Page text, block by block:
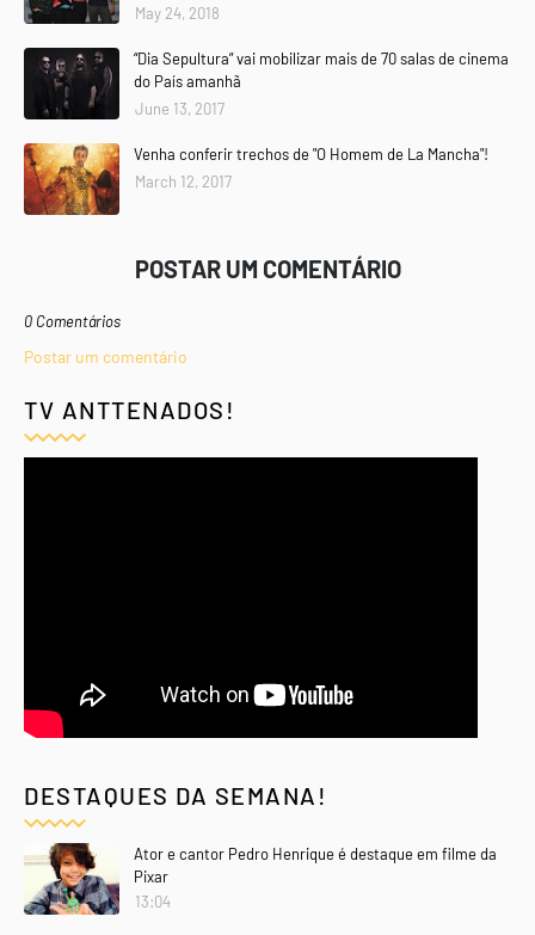
May 24, 2018
“Dia Sepultura” vai mobilizar mais de 70 salas de cinema
do País amanhã
June 13, 2017
Venha conferir trechos de "O Homem de La Mancha"!
March 12, 2017
POSTAR UM COMENTÁRIO
0 Comentários
Postar um comentário
TV ANTTENADOS!
DESTAQUES DA SEMANA!
Ator e cantor Pedro Henrique é destaque em filme da
Pixar
13:04